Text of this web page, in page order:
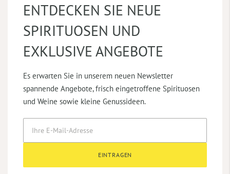
ENTDECKEN SIE NEUE
SPIRITUOSEN UND
EXKLUSIVE ANGEBOTE
Es erwarten Sie in unserem neuen Newsletter
spannende Angebote, frisch eingetroffene Spirituosen
und Weine sowie kleine Genussideen.
EINTRAGEN